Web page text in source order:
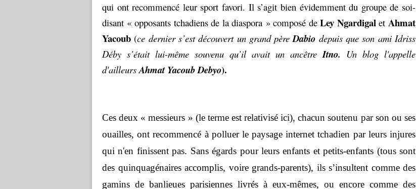
qui ont recommencé leur sport favori. Il s’agit bien évidemment du groupe de soi-
disant « opposants tchadiens de la diaspora » composé deLey NgardigaletAhmat
Yacoub (ce dernier s’est découvert un grand pèreDabio depuis que son ami Idriss
Déby s’était lui-même souvenu qu’il avait un ancêtreItno. Un blog l'appelle
d'ailleurs Ahmat Yacoub Debyo).
Ces deux « messieurs » (le terme est relativisé ici), chacun soutenu par son ou ses
ouailles, ont recommencé à polluer le paysage internet tchadien par leurs injures
qui n'en finissent pas. Sans égards pour leurs enfants et petits-enfants (tous sont
des quinquagénaires accomplis, voire grands-parents), ils s’insultent comme des
gamins de banlieues parisiennes livrés à eux-mêmes, ou encore comme des